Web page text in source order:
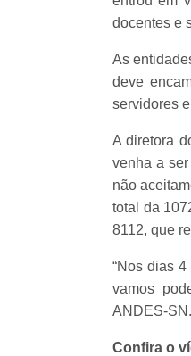
docentes e
As
deve
servidores
A diretora
venha a
não
total da
8112, que
“Nos dias
vamos
ANDES-SN.
Confira o